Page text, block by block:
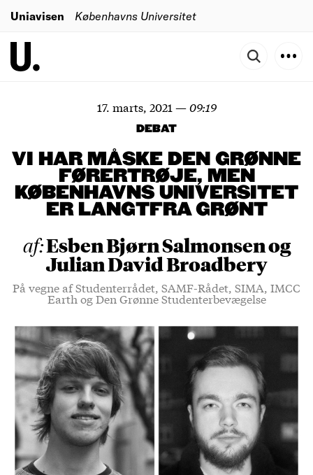
Uniavisen Københavns Universitet
17. marts, 2021 —09:19
DEBAT
VI HAR MÅSKE DEN GRØNNE
FØRERTRØJE, MEN
KØBENHAVNS UNIVERSITET
ER LANGTFRA GRØNT
af:Esben Bjørn Salmonsen og
Julian David Broadbery
På vegne af Studenterrådet, SAMF-Rådet, SIMA, IMCC
Earth og Den Grønne Studenterbevægelse